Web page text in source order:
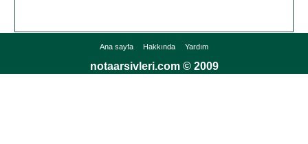
Ana sayfa Hakkında Yardım
notaarsivleri.com © 2009